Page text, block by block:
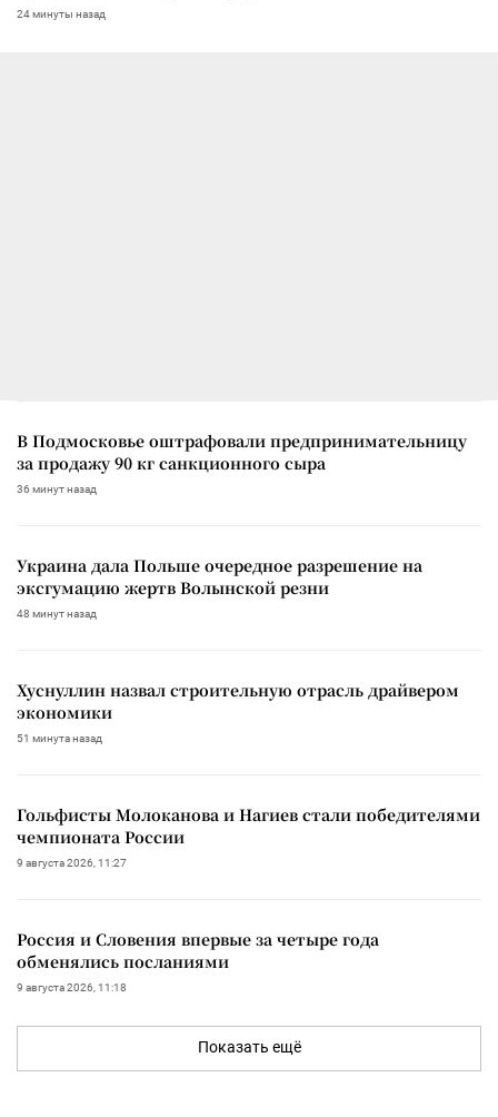
24 минуты назад
В Подмосковье оштрафовали предпринимательницу
за продажу 90 кг санкционного сыра
36 минут назад
Украина дала Польше очередное разрешение на
эксгумацию жертв Волынской резни
48 минут назад
Хуснуллин назвал строительную отрасль драйвером
экономики
51 минута назад
Гольфисты Молоканова и Нагиев стали победителями
чемпионата России
9 августа 2026, 11:27
Россия и Словения впервые за четыре года
обменялись посланиями
9 августа 2026, 11:18
Показать ещё